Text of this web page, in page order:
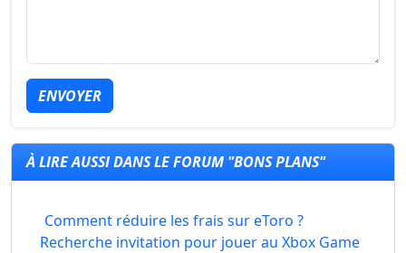
ENVOYER
À LIRE AUSSI DANS LE FORUM "BONS PLANS"
Comment réduire les frais sur eToro ?
Recherche invitation pour jouer au Xbox Game